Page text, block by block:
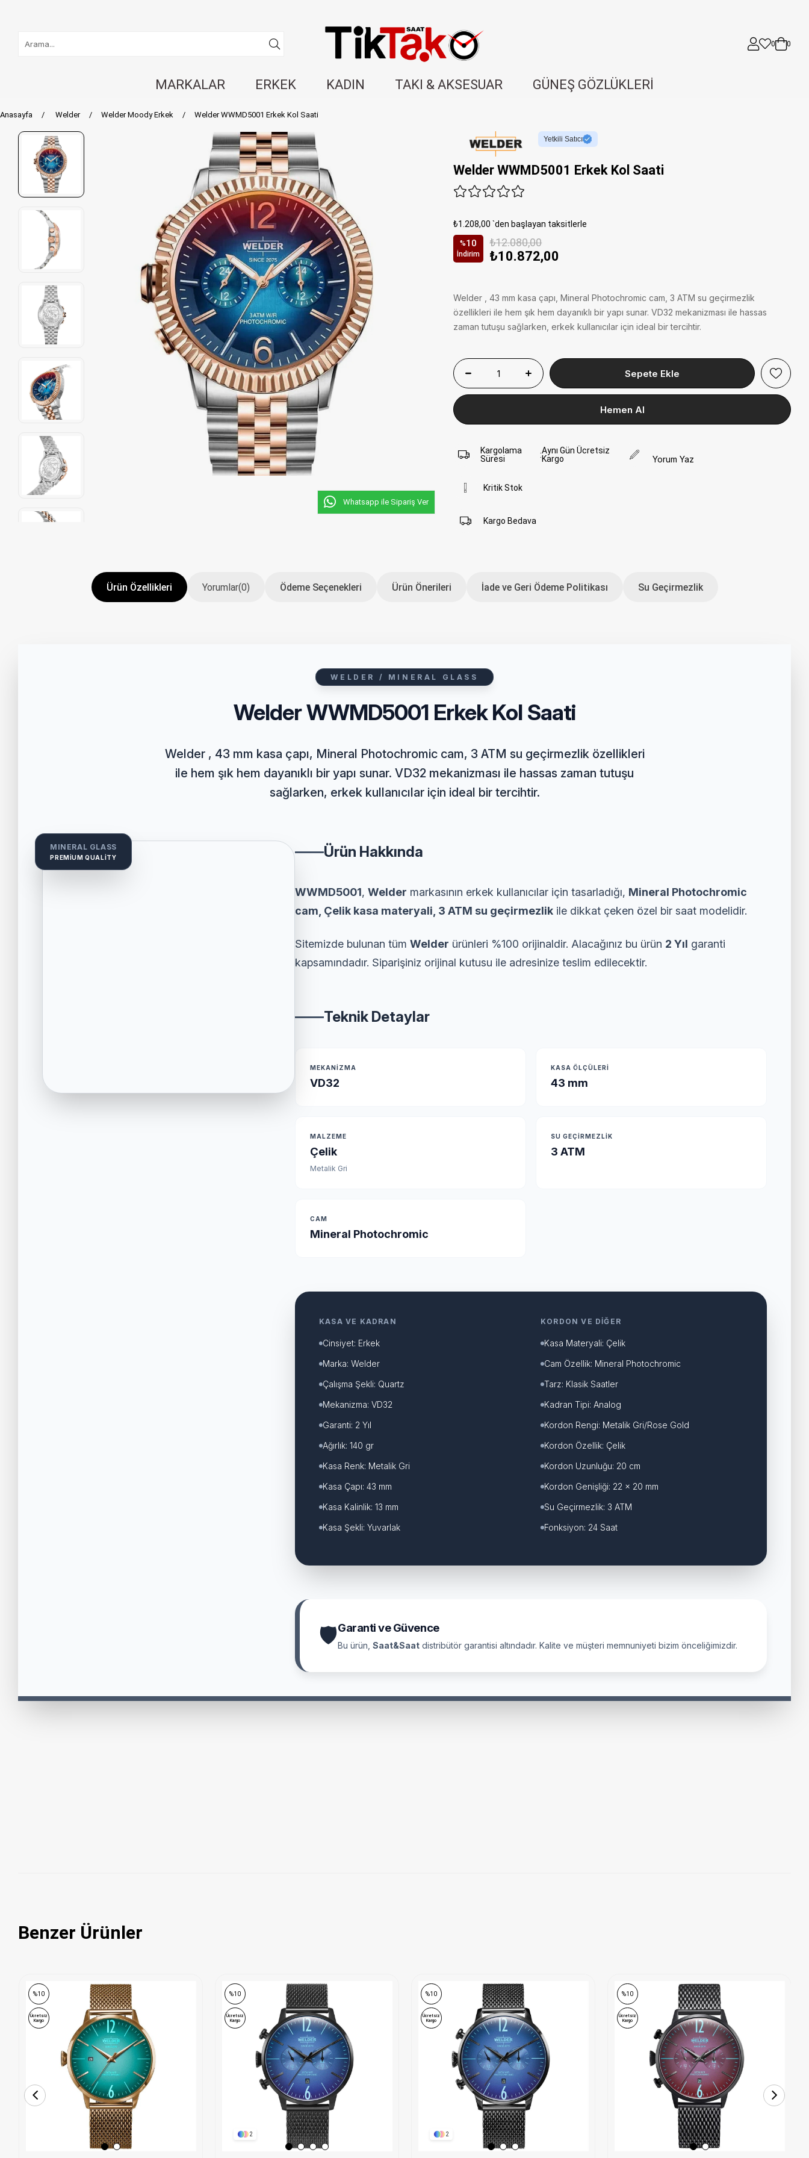
0 0
MARKALAR ERKEK KADIN TAKI & AKSESUAR GÜNEŞ GÖZLÜKLERİ
Anasayfa Welder Welder Moody Erkek Welder WWMD5001 Erkek Kol Saati
Whatsapp ile Sipariş Ver
Yetkili Satıcı
Welder WWMD5001 Erkek Kol Saati
₺1.208,00 `den başlayan taksitlerle
%10
İndirim
₺12.080,00
₺10.872,00
Welder , 43 mm kasa çapı, Mineral Photochromic cam, 3 ATM su geçirmezlik
özellikleri ile hem şık hem dayanıklı bir yapı sunar. VD32 mekanizması ile hassas
zaman tutuşu sağlarken, erkek kullanıcılar için ideal bir tercihtir.
Kargolama
Süresi
:Aynı Gün Ücretsiz
Kargo
Kritik Stok
Kargo Bedava
Yorum Yaz
Ürün Özellikleri Yorumlar(0) Ödeme Seçenekleri Ürün Önerileri İade ve Geri Ödeme Politikası Su Geçirmezlik
WELDER / MINERAL GLASS
Welder WWMD5001 Erkek Kol Saati
Welder , 43 mm kasa çapı, Mineral Photochromic cam, 3 ATM su geçirmezlik özellikleri
ile hem şık hem dayanıklı bir yapı sunar. VD32 mekanizması ile hassas zaman tutuşu
sağlarken, erkek kullanıcılar için ideal bir tercihtir.
MINERAL GLASS
PREMIUM QUALITY Ürün Hakkında
WWMD5001, Welder markasının erkek kullanıcılar için tasarladığı, Mineral Photochromic
cam, Çelik kasa materyali, 3 ATM su geçirmezlik ile dikkat çeken özel bir saat modelidir.
Sitemizde bulunan tüm Welder ürünleri %100 orijinaldir. Alacağınız bu ürün 2 Yıl garanti
kapsamındadır. Siparişiniz orijinal kutusu ile adresinize teslim edilecektir.
Teknik Detaylar
MEKANIZMA
VD32
KASA ÖLÇÜLERI
43 mm
MALZEME
Çelik
Metalik Gri
SU GEÇIRMEZLIK
3 ATM
CAM
Mineral Photochromic
KASA VE KADRAN
Cinsiyet: Erkek
Marka: Welder
Çalışma Şekli: Quartz
Mekanizma: VD32
Garanti: 2 Yıl
Ağırlık: 140 gr
Kasa Renk: Metalik Gri
Kasa Çapı: 43 mm
Kasa Kalinlik: 13 mm
Kasa Şekli: Yuvarlak
KORDON VE DIĞER
Kasa Materyali: Çelik
Cam Özellik: Mineral Photochromic
Tarz: Klasik Saatler
Kadran Tipi: Analog
Kordon Rengi: Metalik Gri/Rose Gold
Kordon Özellik: Çelik
Kordon Uzunluğu: 20 cm
Kordon Genişliği: 22 x 20 mm
Su Geçirmezlik: 3 ATM
Fonksiyon: 24 Saat
🛡Garanti ve Güvence
Bu ürün, Saat&Saat distribütör garantisi altındadır. Kalite ve müşteri memnuniyeti bizim önceliğimizdir.
Benzer Ürünler
%10
Ücretsiz
Kargo
2
%10
Ücretsiz
Kargo
2
%10
Ücretsiz
Kargo
%10
Ücretsiz
Kargo